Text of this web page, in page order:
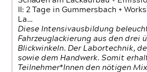
II: 2 Tage in Gummersbach +
La…
Diese Intensivausbildung
Fahrzeuglackierung aus den drei
Blickwinkeln. Der Labortechnik,
sowie dem Handwerk. Somit
Teilnehmer*Innen den nötigen